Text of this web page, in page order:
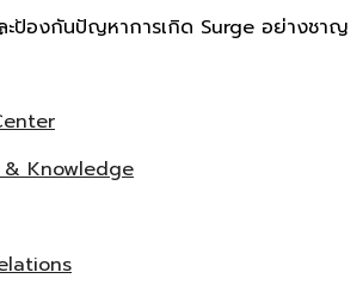
Knowledge
ะป้องกันปัญหาการเกิด Surge อย่างชาญ